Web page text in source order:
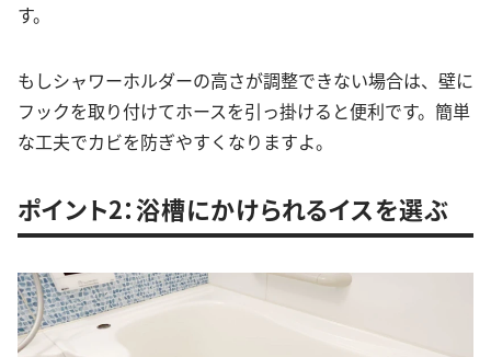
す。
もしシャワーホルダーの高さが調整できない場合は、壁に
フックを取り付けてホースを引っ掛けると便利です。簡単
な工夫でカビを防ぎやすくなりますよ。
ポイント2：浴槽にかけられるイスを選ぶ